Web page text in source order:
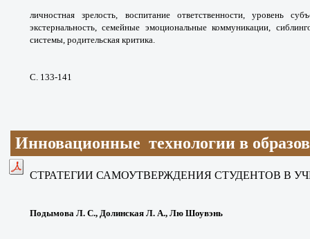
личностная зрелость, воспитание ответственности, уровень
экстернальность, семейные эмоциональные коммуникации,
системы, родительская критика.
С. 133-141
Инновационные технологии в
СТРАТЕГИИ САМОУТВЕРЖДЕНИЯ СТУДЕНТОВ В
Подымова Л. С., Долинская Л. А., Лю Шоувэнь